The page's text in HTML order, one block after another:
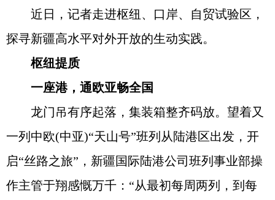
近日，记者走进枢纽、口岸、自贸试验区，
探寻新疆高水平对外开放的生动实践。
枢纽提质
一座港，通欧亚畅全国
龙门吊有序起落，集装箱整齐码放。望着又
一列中欧(中亚)“天山号”班列从陆港区出发，开
启“丝路之旅”，新疆国际陆港公司班列事业部操
作主管于翔感慨万千：“从最初每周两列，到每